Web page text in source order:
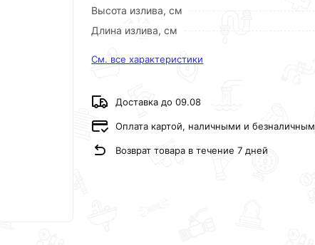
Высота излива, см
Длина излива, см
См. все характеристики
Доставка до 09.08
Оплата картой, наличными и безналичным
Возврат товара в течение 7 дней